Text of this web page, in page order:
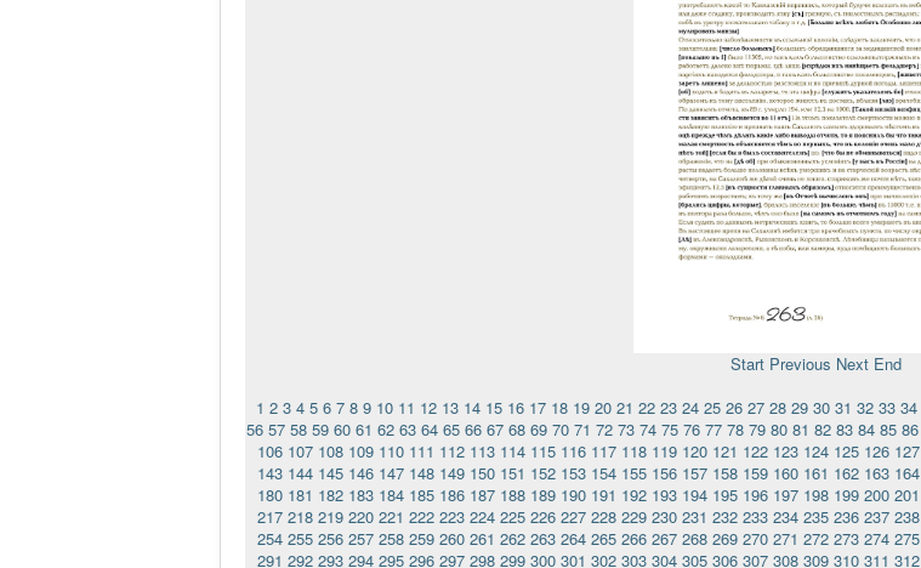
Start Previous Next End
1 2 3 4 5 6 7 8 9 10 11 12 13 14 15 16 17 18 19 20 21 22 23 24 25 26 27 28 29 30 31 32 33 34
56 57 58 59 60 61 62 63 64 65 66 67 68 69 70 71 72 73 74 75 76 77 78 79 80 81 82 83 84 85 86
106 107 108 109 110 111 112 113 114 115 116 117 118 119 120 121 122 123 124 125 126 127
143 144 145 146 147 148 149 150 151 152 153 154 155 156 157 158 159 160 161 162 163 164
180 181 182 183 184 185 186 187 188 189 190 191 192 193 194 195 196 197 198 199 200 201
217 218 219 220 221 222 223 224 225 226 227 228 229 230 231 232 233 234 235 236 237 238
254 255 256 257 258 259 260 261 262 263 264 265 266 267 268 269 270 271 272 273 274 275
291 292 293 294 295 296 297 298 299 300 301 302 303 304 305 306 307 308 309 310 311 312